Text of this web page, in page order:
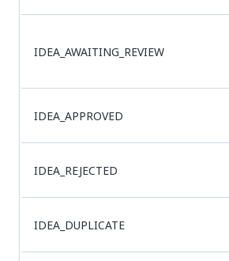
IDEA_AWAITING_REVIEW
IDEA_APPROVED
IDEA_REJECTED
IDEA_DUPLICATE